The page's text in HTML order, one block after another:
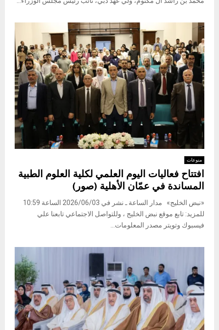
منوعات
افتتاح فعاليات اليوم العلمي لكلية العلوم الطبية
المساندة في عمّان الأهلية (صور)
«نبض الخليج» مدار الساعة ـ نشر في 2026/06/03 الساعة 10:59
للمزيد: تابع موقع نبض الخليج ، وللتواصل الاجتماعي تابعنا علي
فيسبوك وتويتر مصدر المعلومات...